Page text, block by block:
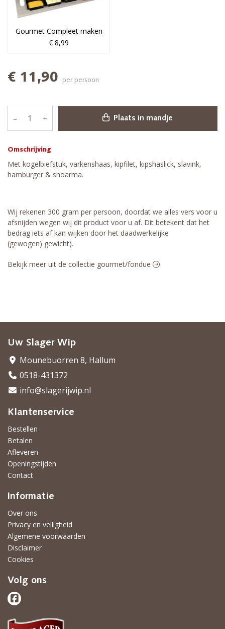
Omschrijving
Met kogelbiefstuk, varkenshaas, kipfilet, kipshaslick, slavink,
hamburger & shoarma.
Wij rekenen 300 gram per persoon, doordat we alles vers voor u
afsnijden wegen wij dit product voor u af. Dit betekent dat het
bedrag iets af kan wijken door het daadwerkelijke
(gewogen) gewicht).
Gourmet Compleet maken
€ 8,99
€ 11,90 per persoon
– + Plaats in mandje
Bekijk meer uit de collectie gourmet/fondue
Uw Slager Wip
Mounebuorren 8, Hallum
0518-431372
info@slagerijwip.nl
Klantenservice
Bestellen
Betalen
Afleveren
Openingstijden
Contact
Informatie
Over ons
Privacy en veiligheid
Algemene voorwaarden
Disclaimer
Cookies
Volg ons